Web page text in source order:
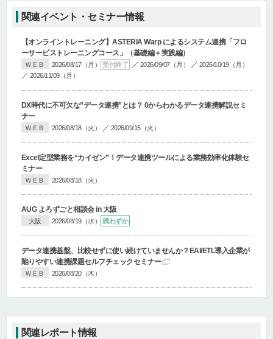
関連イベント・セミナー情報
【オンライントレーニング】ASTERIA Warp によるシステム連携「フロ
ーサービストレーニングコース」
（基礎編＋実践編）
ＷＥＢ 2026/08/17（月） 受付終了 ／ 2026/09/07（月） ／ 2026/10/19（月）
／ 2026/11/09（月）
DX時代に不可欠な”データ連携”とは？ 0からわかるデータ連携解説セミ
ナー
ＷＥＢ 2026/08/18（火） ／ 2026/09/15（火）
Excel定型業務を“カイゼン”！データ連携ツールによる業務効率化体験セ
ミナー
ＷＥＢ 2026/08/18（火）
AUG よろずごと相談会 in 大阪
大阪 2026/08/19（水） 残わずか
データ連携基盤、比較せずに使い続けていませんか？ EAI/ETL導入企業が
陥りやすい連携課題セルフチェックセミナー
ＷＥＢ 2026/08/20（木）
関連レポート情報